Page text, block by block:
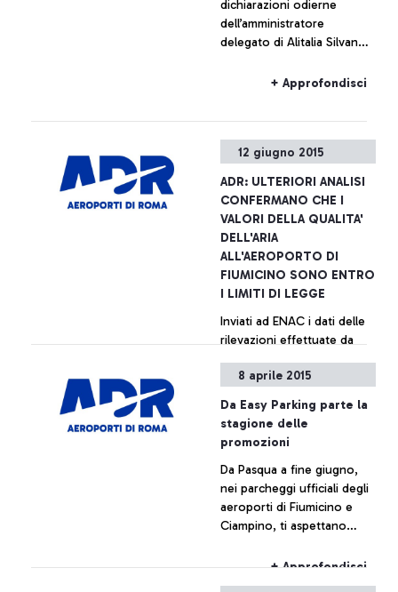
dichiarazioni odierne
dell’amministratore
delegato di Alitalia Silvano
non intende commentare le
+ Approfondisci
12 giugno 2015
ADR: ULTERIORI ANALISI
CONFERMANO CHE I
VALORI DELLA QUALITA'
DELL'ARIA
ALL'AEROPORTO DI
FIUMICINO SONO ENTRO
I LIMITI DI LEGGE
Inviati ad ENAC i dati delle
rilevazioni effettuate da
per conto di varie realtà
aeroportuali. La tabella di
sintesi dei valori è
pubblicata sul sito della
società.
+ Approfondisci
8 aprile 2015
Da Easy Parking parte la
stagione delle
promozioni
Da Pasqua a fine giugno,
nei parcheggi ufficiali degli
aeroporti di Fiumicino e
Ciampino, ti aspettano
faranno decollare ancora
+ Approfondisci